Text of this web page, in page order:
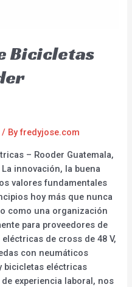
Bicicletas
/ Byfredyjose.com
– Rooder Guatemala,
innovación, la buena
valores fundamentales
hoy más que nunca
como una organización
para proveedores de
de cross de 48 V,
con neumáticos
bicicletas eléctricas
experiencia laboral, nos